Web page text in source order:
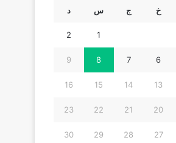
خ ج س د
1
2
6
7
8
9
13
14
15
16
20
21
22
23
27
28
29
30